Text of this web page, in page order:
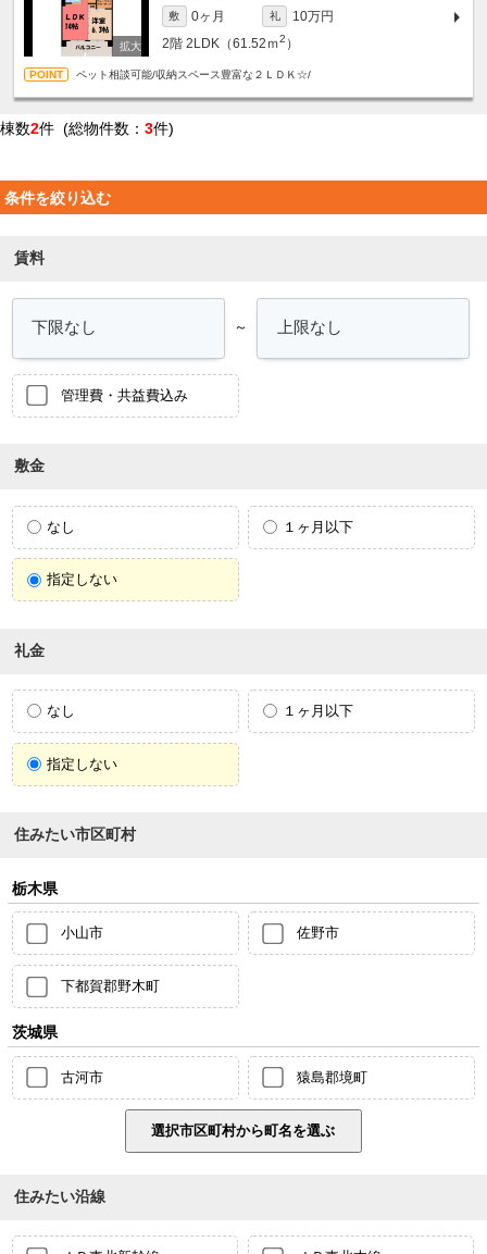
敷 0ヶ月 礼
10万円
2階 2LDK（61.52ｍ2 ）
ペット相談可能/収納スペース豊富な２ＬＤＫ☆/
棟数2件 (総物件数： 3件)
条件を絞り込む
賃料
～
管理費・共益費込み
敷金
なし １ヶ月以下
指定しない
礼金
なし １ヶ月以下
指定しない
住みたい市区町村
栃木県
小山市 佐野市
下都賀郡野木町
茨城県
古河市 猿島郡境町
住みたい沿線